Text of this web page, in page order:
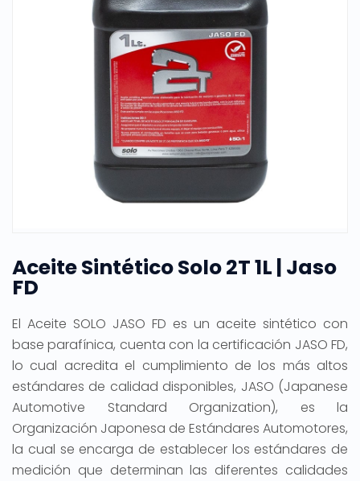
Aceite Sintético Solo 2T 1L | Jaso
FD
El Aceite SOLO JASO FD es un aceite sintético con
base parafínica, cuenta con la certificación JASO FD,
lo cual acredita el cumplimiento de los más altos
estándares de calidad disponibles, JASO (Japanese
Automotive Standard Organization), es la
Organización Japonesa de Estándares Automotores,
la cual se encarga de establecer los estándares de
medición que determinan las diferentes calidades